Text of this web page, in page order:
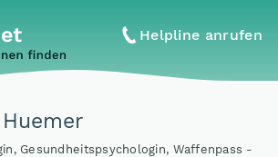
Helpline anrufen
Gesundheitspsychologin, Waffenpass -